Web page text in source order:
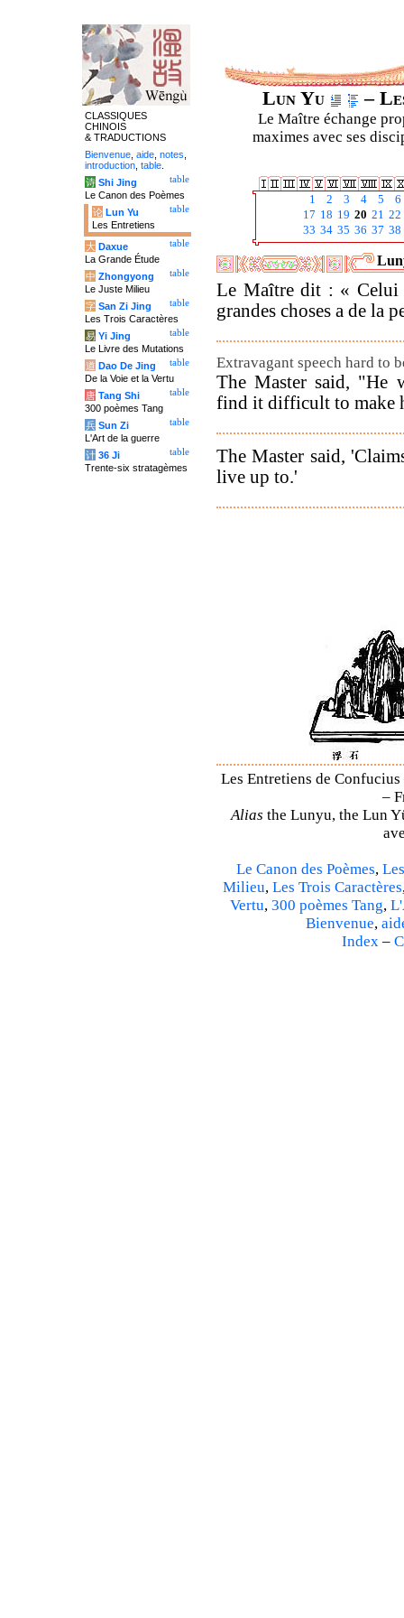
Lun Yu –
Le Maître échange
maximes avec ses
1 2 3 4 5
6
17 18 19 20 21 22
33 34 35 36 37 38
Le Maître dit : « Celui
grandes choses a de la
Extravagant speech hard to
The Master said, "He
find it difficult to make
The Master said,
live up to.'
Les Entretiens de
–
Alias the Lunyu, the Lun
Le Canon des Poèmes,
Milieu, Les Trois Caractères
Vertu, 300 poèmes Tang,
Bienvenue,
Index –
CLASSIQUES
CHINOIS
& TRADUCTIONS
Bienvenue aide notes
introduction table
table
诗 Shi Jing
Le Canon des Poèmes
table
论 Lun Yu
Les Entretiens
table
大 Daxue
La Grande Étude
table
中 Zhongyong
Le Juste Milieu
table
字 San Zi Jing
Les Trois Caractères
table
易 Yi Jing
Le Livre des Mutations
table
道 Dao De Jing
De la Voie et la Vertu
table
唐 Tang Shi
300 poèmes Tang
table
兵 Sun Zi
L'Art de la guerre
table
计 36 Ji
Trente-six stratagèmes